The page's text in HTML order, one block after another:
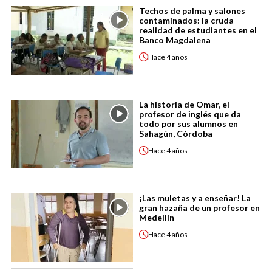
Techos de palma y salones
contaminados: la cruda
realidad de estudiantes en el
Banco Magdalena
Hace4 años
La historia de Omar, el
profesor de inglés que da
todo por sus alumnos en
Sahagún, Córdoba
Hace4 años
¡Las muletas y a enseñar! La
gran hazaña de un profesor en
Medellín
Hace4 años